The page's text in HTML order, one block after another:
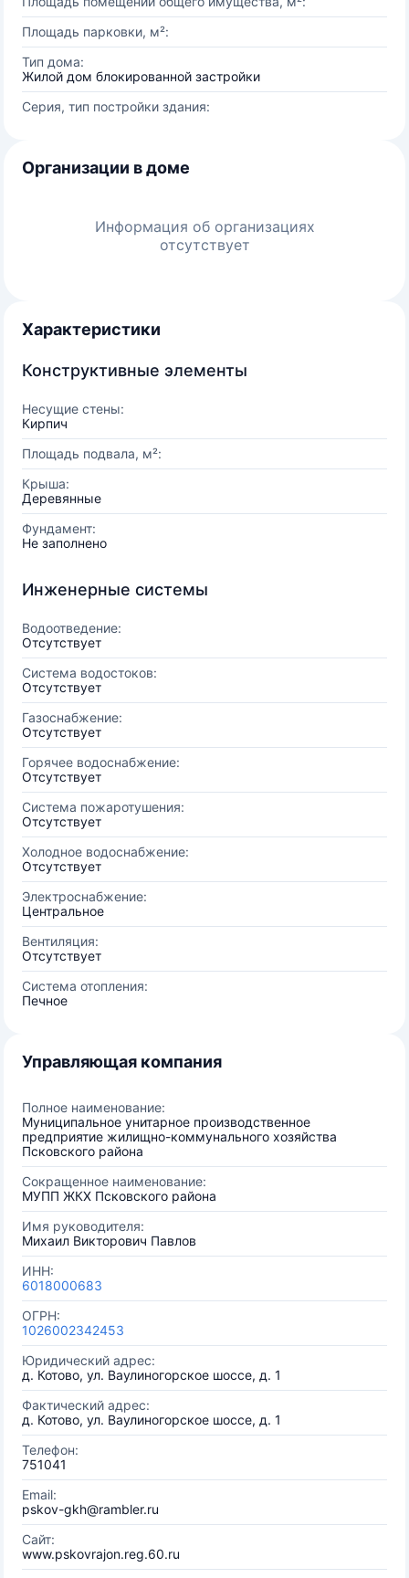
Площадь парковки, м²:
Тип дома:
Жилой дом блокированной застройки
Серия, тип постройки здания:
Организации в доме
Информация об организациях
отсутствует
Характеристики
Конструктивные элементы
Несущие стены:
Кирпич
Площадь подвала, м²:
Крыша:
Деревянные
Фундамент:
Не заполнено
Инженерные системы
Водоотведение:
Отсутствует
Система водостоков:
Отсутствует
Газоснабжение:
Отсутствует
Горячее водоснабжение:
Отсутствует
Система пожаротушения:
Отсутствует
Холодное водоснабжение:
Отсутствует
Электроснабжение:
Центральное
Вентиляция:
Отсутствует
Система отопления:
Печное
Управляющая компания
Полное наименование:
Муниципальное унитарное производственное
предприятие жилищно-коммунального хозяйства
Псковского района
Сокращенное наименование:
МУПП ЖКХ Псковского района
Имя руководителя:
Михаил Викторович Павлов
ИНН:
6018000683
ОГРН:
1026002342453
Юридический адрес:
д. Котово, ул. Ваулиногорское шоссе, д. 1
Фактический адрес:
д. Котово, ул. Ваулиногорское шоссе, д. 1
Телефон:
751041
Email:
pskov-gkh@rambler.ru
Сайт:
www.pskovrajon.reg.60.ru